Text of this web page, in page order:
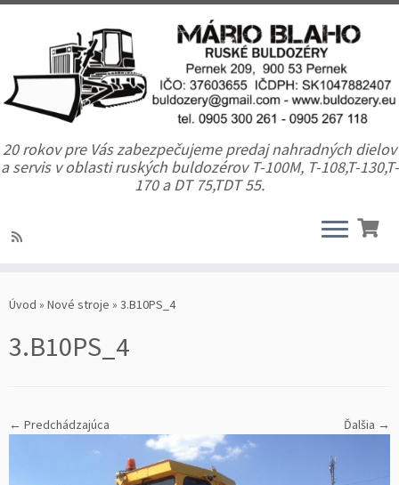
20 rokov pre Vás zabezpečujeme predaj nahradných dielov
a servis v oblasti ruských buldozérov T-100M, T-108,T-130,T-
170 a DT 75,TDT 55.
Úvod » Nové stroje » 3.B10PS_4
3.B10PS_4
← Predchádzajúca Ďalšia →